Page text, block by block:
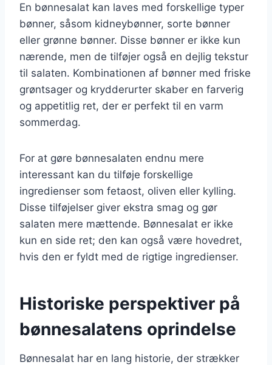
En bønnesalat kan laves med forskellige typer
bønner, såsom kidneybønner, sorte bønner
eller grønne bønner. Disse bønner er ikke kun
nærende, men de tilføjer også en dejlig tekstur
til salaten. Kombinationen af bønner med friske
grøntsager og krydderurter skaber en farverig
og appetitlig ret, der er perfekt til en varm
sommerdag.
For at gøre bønnesalaten endnu mere
interessant kan du tilføje forskellige
ingredienser som fetaost, oliven eller kylling.
Disse tilføjelser giver ekstra smag og gør
salaten mere mættende. Bønnesalat er ikke
kun en side ret; den kan også være hovedret,
hvis den er fyldt med de rigtige ingredienser.
Historiske perspektiver på
bønnesalatens oprindelse
Bønnesalat har en lang historie, der strækker